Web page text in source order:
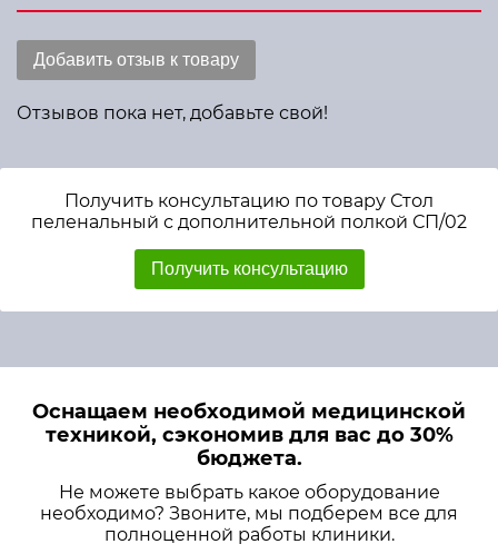
Добавить отзыв к товару
Отзывов пока нет, добавьте свой!
Получить консультацию по товару Стол
пеленальный с дополнительной полкой СП/02
Получить консультацию
Оснащаем необходимой медицинской
техникой, сэкономив для вас до 30%
бюджета.
Не можете выбрать какое оборудование
необходимо? Звоните, мы подберем все для
полноценной работы клиники.